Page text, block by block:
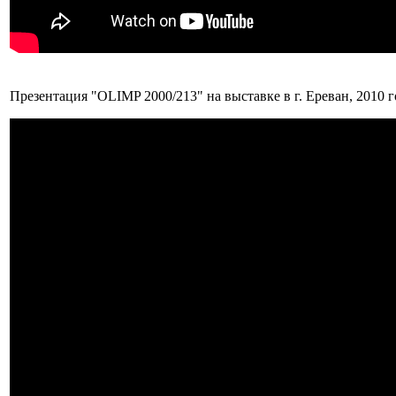
Презентация "OLIMP 2000/213" на выставке в г. Ереван, 2010